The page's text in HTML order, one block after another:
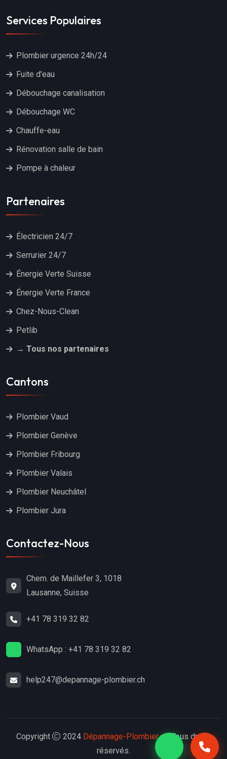
Services Populaires
Plombier urgence 24h/24
Fuite d'eau
Débouchage canalisation
Débouchage WC
Chauffe-eau
Rénovation salle de bain
Pompe à chaleur
Partenaires
Électricien 24/7
Serrurier 24/7
Énergie Verte Suisse
Énergie Verte France
Chez-Nous-Clean
Petlib
→ Tous nos partenaires
Cantons
Plombier Vaud
Plombier Genève
Plombier Fribourg
Plombier Valais
Plombier Neuchâtel
Plombier Jura
Contactez-Nous
Chem. de Maillefer 3, 1018
Lausanne, Suisse
+41 78 319 32 82
WhatsApp : +41 78 319 32 82
help247@depannage-plombier.ch
Copyright 2024 Dépannage-Plombier.ch. Tous droits
réservés.